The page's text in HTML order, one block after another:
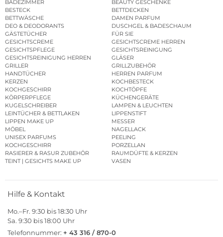
BADEZIMMER
BEAUTY GESCHENKE
BESTECK
BETTDECKEN
BETTWÄSCHE
DAMEN PARFUM
DEO & DEODORANTS
DUSCHGEL & BADESCHAUM
GÄSTETÜCHER
FÜR SIE
GESICHTSCREME
GESICHTSCREME HERREN
GESICHTSPFLEGE
GESICHTSREINIGUNG
GESICHTSREINIGUNG HERREN
GLÄSER
GRILLER
GRILLZUBEHÖR
HANDTÜCHER
HERREN PARFUM
KERZEN
KOCHBESTECK
KOCHGESCHIRR
KOCHTÖPFE
KÖRPERPFLEGE
KÜCHENGERÄTE
KUGELSCHREIBER
LAMPEN & LEUCHTEN
LEINTÜCHER & BETTLAKEN
LIPPENSTIFT
LIPPEN MAKE UP
MESSER
MÖBEL
NAGELLACK
UNISEX PARFUMS
PEELING
KOCHGESCHIRR
PORZELLAN
RASIERER & RASUR ZUBEHÖR
RAUMDÜFTE & KERZEN
TEINT | GESICHTS MAKE UP
VASEN
Hilfe & Kontakt
Mo.–Fr. 9:30 bis 18:30 Uhr
Sa. 9:30 bis 18:00 Uhr
Telefonnummer: + 43 316 / 870-0